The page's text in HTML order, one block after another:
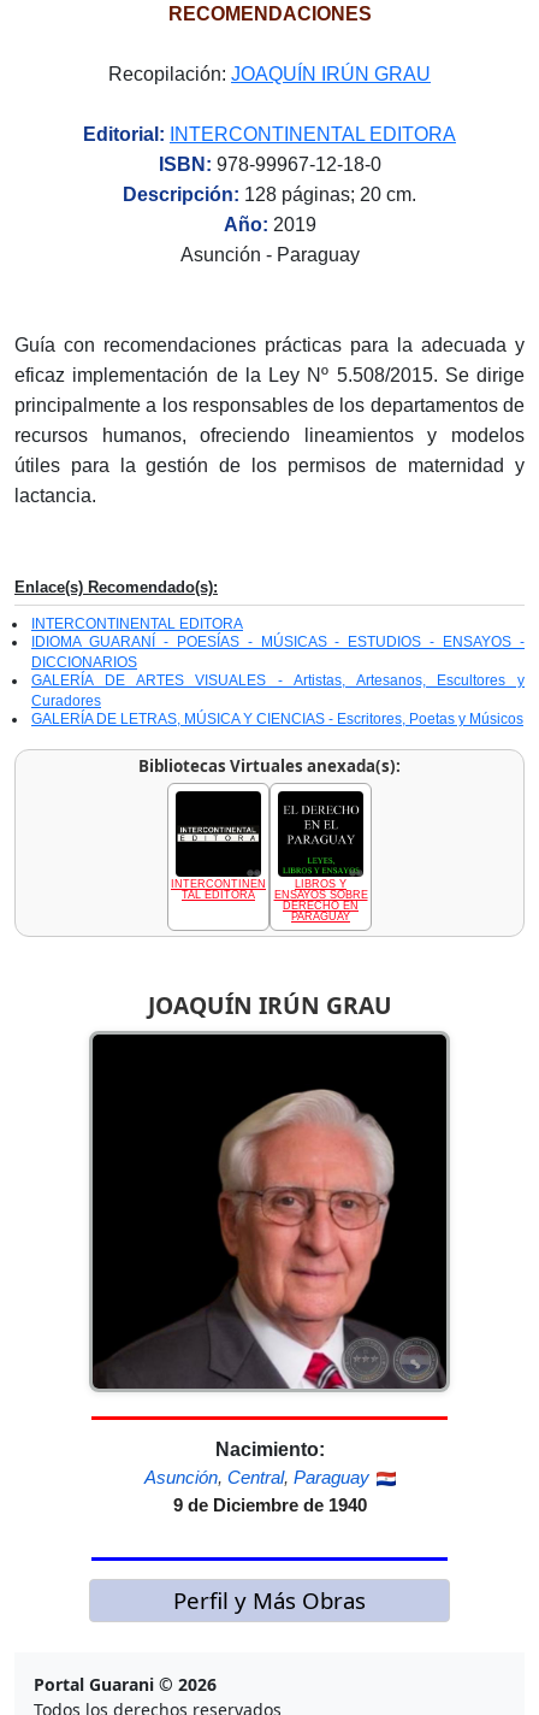
JOAQUÍN IRÚN GRAU
Nacimiento:
Asunción, Central, Paraguay
9 de Diciembre de 1940
Perfil y Más Obras
RECOMENDACIONES
Recopilación: JOAQUÍN IRÚN GRAU
Editorial:
INTERCONTINENTAL EDITORA
ISBN: 978-99967-12-18-0
Descripción: 128 páginas; 20 cm.
Año: 2019
Asunción - Paraguay
Guía con recomendaciones prácticas para la adecuada y
eficaz implementación de la Ley Nº 5.508/2015. Se dirige
principalmente a los responsables de los departamentos de
recursos humanos, ofreciendo lineamientos y modelos
útiles para la gestión de los permisos de maternidad y
lactancia.
Enlace(s) Recomendado(s):
INTERCONTINENTAL EDITORA
IDIOMA GUARANÍ - POESÍAS - MÚSICAS - ESTUDIOS - ENSAYOS -
DICCIONARIOS
GALERÍA DE ARTES VISUALES - Artistas, Artesanos, Escultores y
Curadores
GALERÍA DE LETRAS, MÚSICA Y CIENCIAS - Escritores, Poetas y Músicos
Bibliotecas Virtuales anexada(s):
INTERCONTINEN
TAL EDITORA
LIBROS Y
ENSAYOS SOBRE
DERECHO EN
PARAGUAY
Portal Guarani © 2026
Todos los derechos reservados